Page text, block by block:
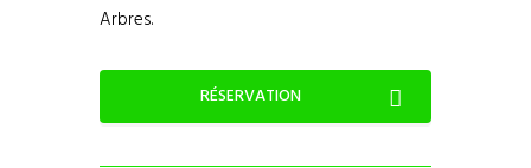
Arbres.
RÉSERVATION